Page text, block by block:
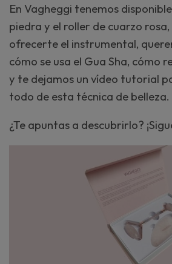
En Vagheggi tenemos
piedra y el roller de cuarzo
ofrecerte el instrumental,
cómo se usa el Gua Sha, cómo
y te dejamos un vídeo tutorial
todo de esta técnica de belleza.
¿Te apuntas a descubrirlo?